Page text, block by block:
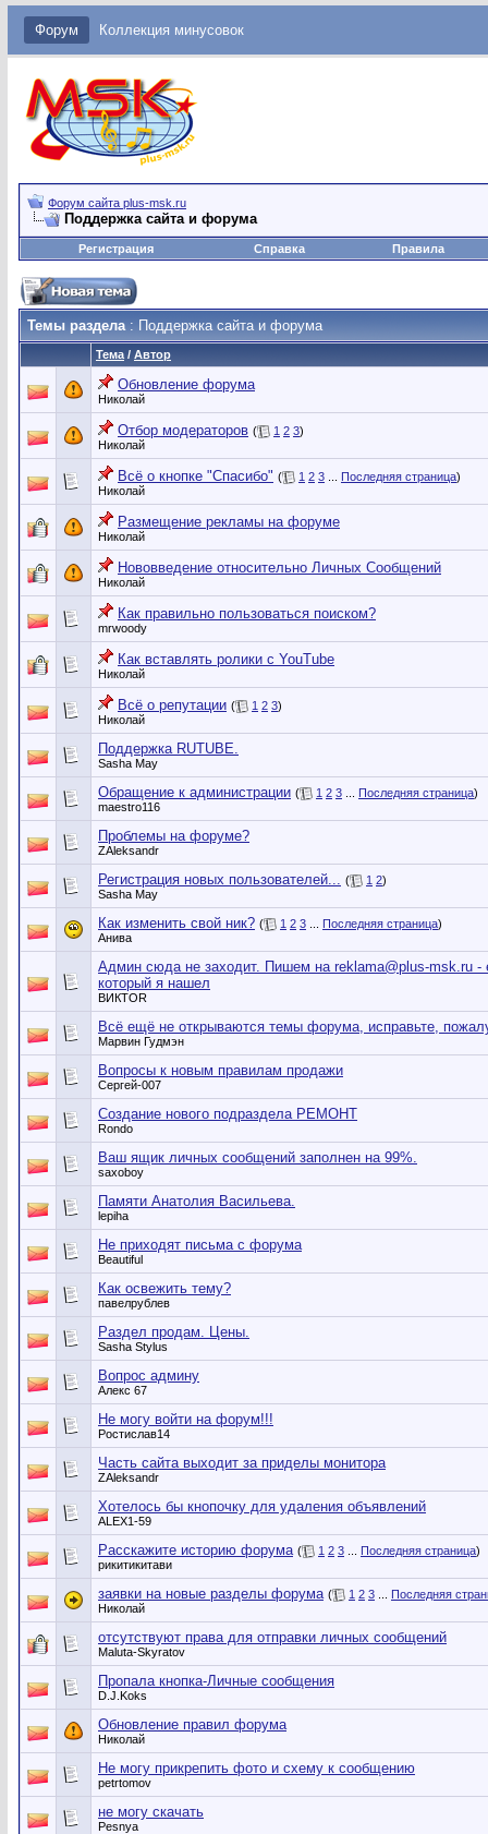
Форум Коллекция минусовок
Форум сайта plus-msk.ru
Поддержка сайта и форума
Регистрация Справка Правила
Темы раздела: Поддержка сайта и форума
Тема / Автор
Обновление форума
Николай
Отбор модераторов ( 1 2 3)
Николай
Всё о кнопке "Спасибо" ( 1 2 3 Последняя страница)
Николай
Размещение рекламы на форуме
Николай
Нововведение относительно Личных Сообщений
Николай
Как правильно пользоваться поиском?
mrwoody
Как вставлять ролики с YouTube
Николай
Всё о репутации ( 1 2 3)
Николай
Поддержка RUTUBE.
Sasha May
Обращение к администрации ( 1 2 3 Последняя страница)
maestro116
Проблемы на форуме?
ZAleksandr
Регистрация новых пользователей... ( 1 2)
Sasha May
Как изменить свой ник? ( 1 2 3 Последняя страница)
Анива
Админ сюда не заходит. Пишем на reklama@plus-msk.ru -
который я нашел
ВИКТОR
Всё ещё не открываются темы форума, исправьте,
Марвин Гудмэн
Вопросы к новым правилам продажи
Сергей-007
Создание нового подраздела РЕМОНТ
Rondo
Ваш ящик личных сообщений заполнен на 99%.
saxoboy
Памяти Анатолия Васильева.
lepiha
Не приходят письма с форума
Beautiful
Как освежить тему?
павелрублев
Раздел продам. Цены.
Sasha Stylus
Вопрос админу
Алекс 67
Не могу войти на форум!!!
Ростислав14
Часть сайта выходит за приделы монитора
ZAleksandr
Хотелось бы кнопочку для удаления объявлений
ALEX1-59
Расскажите историю форума ( 1 2 3 Последняя страница)
рикитикитави
заявки на новые разделы форума ( 1 2 3
Последняя
Николай
отсутствуют права для отправки личных сообщений
Maluta-Skyratov
Пропала кнопка-Личные сообщения
D.J.Koks
Обновление правил форума
Николай
Не могу прикрепить фото и схему к сообщению
petrtomov
не могу скачать
Pesnya